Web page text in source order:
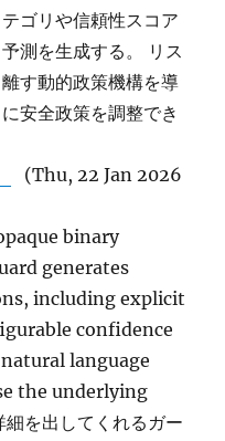
ゴリや信頼性スコア
測を生成する。 リス
す動的政策機構を導
安全政策を調整でき
(Thu, 22 Jan 2026
binary
generates
including explicit
confidence
language
the underlying
を出してくれるガー